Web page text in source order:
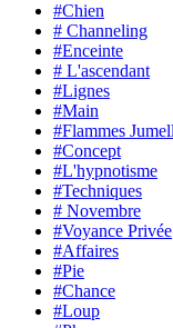
#Chien
# Channeling
#Enceinte
# L'ascendant
#Lignes
#Main
#Flammes
#Concept
#L'hypnotisme
#Techniques
# Novembre
#Voyance Privée
#Affaires
#Pie
#Chance
#Loup